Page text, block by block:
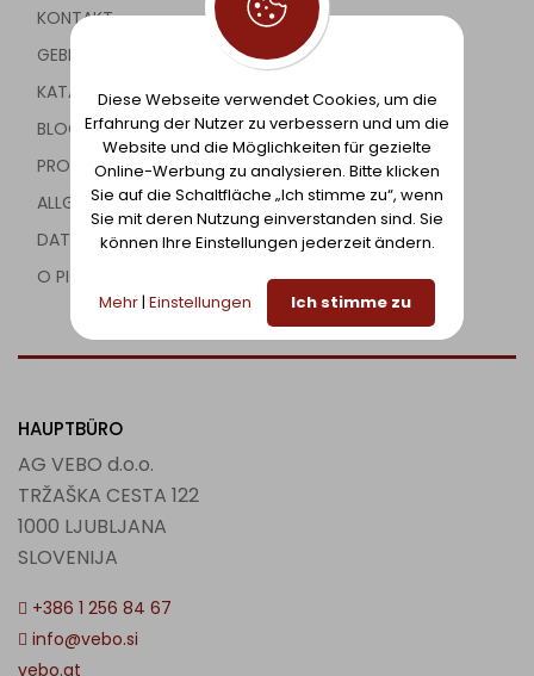
KONTAKT
GEBRAUCHTE GASTRONOMIEGERÄTE
KATALOG
BLOG
PROJEKTE
ALLGEMEINE BEDINGUNGEN
DATENSCHUTZBEDINGUNGEN
O PIŠKOTKIH
HAUPTBÜRO
AG VEBO d.o.o.
TRŽAŠKA CESTA 122
1000 LJUBLJANA
SLOVENIJA
+386 1 256 84 67
info@vebo.si
vebo.at
Diese Webseite verwendet Cookies, um die
Erfahrung der Nutzer zu verbessern und um die
Website und die Möglichkeiten für gezielte
Online-Werbung zu analysieren. Bitte klicken
Sie auf die Schaltfläche „Ich stimme zu“, wenn
Sie mit deren Nutzung einverstanden sind. Sie
können Ihre Einstellungen jederzeit ändern.
Mehr| Einstellungen Ich stimme zu